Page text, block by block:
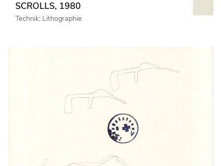
SCROLLS, 1980
Technik: Lithographie